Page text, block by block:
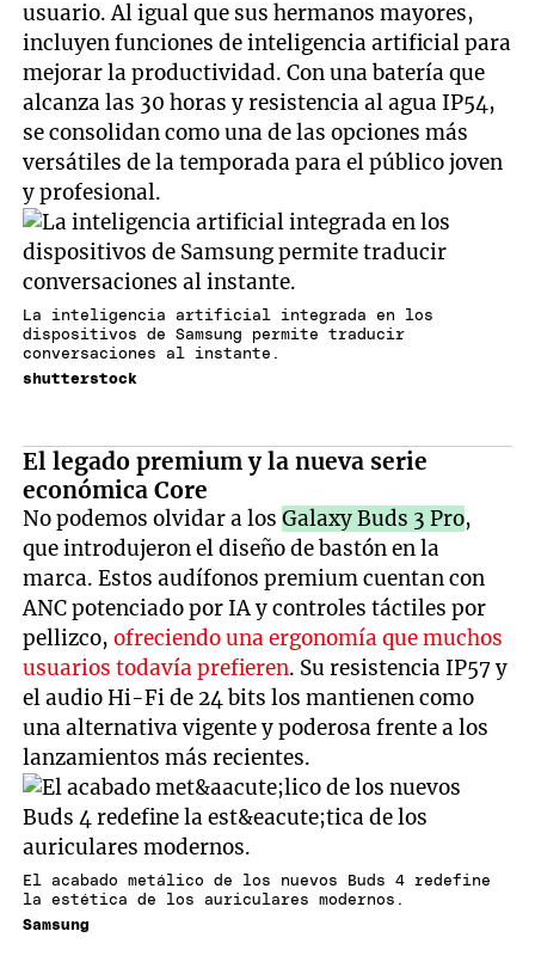
usuario. Al igual que sus hermanos mayores,
incluyen funciones de inteligencia artificial para
mejorar la productividad. Con una batería que
alcanza las 30 horas y resistencia al agua IP54,
se consolidan como una de las opciones más
versátiles de la temporada para el público joven
y profesional.
La inteligencia artificial integrada en los
dispositivos de Samsung permite traducir
conversaciones al instante.
shutterstock
El legado premium y la nueva serie
económica Core
No podemos olvidar a losGalaxy Buds 3 Pro,
que introdujeron el diseño de bastón en la
marca. Estos audífonos premium cuentan con
ANC potenciado por IA y controles táctiles por
pellizco,ofreciendo una ergonomía que muchos
usuarios todavía prefieren. Su resistencia IP57 y
el audio Hi-Fi de 24 bits los mantienen como
una alternativa vigente y poderosa frente a los
lanzamientos más recientes.
El acabado metálico de los nuevos Buds 4 redefine
la estética de los auriculares modernos.
Samsung